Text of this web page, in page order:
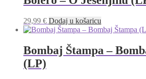
29,99 € Dodaj u košaricu
Bombaj Štampa –
(LP)